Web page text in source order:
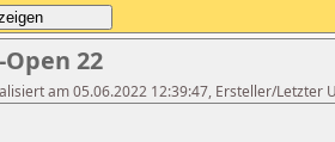
22
am 05.06.2022 12:39:47, Ersteller/Letzter